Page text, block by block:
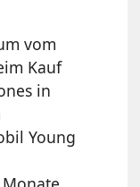
vom
Kauf
in
Young